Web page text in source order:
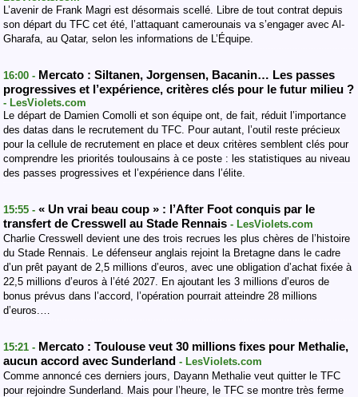
L’avenir de Frank Magri est désormais scellé. Libre de tout contrat depuis
son départ du TFC cet été, l’attaquant camerounais va s’engager avec Al-
Gharafa, au Qatar, selon les informations de L’Équipe.
16:00 - Mercato : Siltanen, Jorgensen, Bacanin… Les passes
progressives et l’expérience, critères clés pour le futur milieu ?
- LesViolets.com
Le départ de Damien Comolli et son équipe ont, de fait, réduit l’importance
des datas dans le recrutement du TFC. Pour autant, l’outil reste précieux
pour la cellule de recrutement en place et deux critères semblent clés pour
comprendre les priorités toulousains à ce poste : les statistiques au niveau
des passes progressives et l’expérience dans l’élite.
15:55 - « Un vrai beau coup » : l’After Foot conquis par le
transfert de Cresswell au Stade Rennais - LesViolets.com
Charlie Cresswell devient une des trois recrues les plus chères de l’histoire
du Stade Rennais. Le défenseur anglais rejoint la Bretagne dans le cadre
d’un prêt payant de 2,5 millions d’euros, avec une obligation d’achat fixée à
22,5 millions d’euros à l’été 2027. En ajoutant les 3 millions d’euros de
bonus prévus dans l’accord, l’opération pourrait atteindre 28 millions
d’euros.…
15:21 - Mercato : Toulouse veut 30 millions fixes pour Methalie,
aucun accord avec Sunderland - LesViolets.com
Comme annoncé ces derniers jours, Dayann Methalie veut quitter le TFC
pour rejoindre Sunderland. Mais pour l’heure, le TFC se montre très ferme